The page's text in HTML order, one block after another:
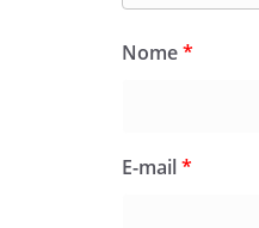
Nome*
E-mail*